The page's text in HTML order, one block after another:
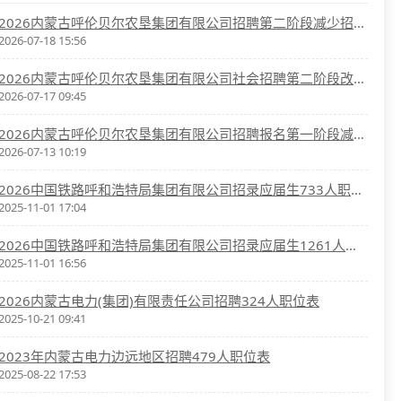
2026内蒙古呼伦贝尔农垦集团有限公司招聘第二阶段减少招聘岗位公告
07-18 15:56
2026内蒙古呼伦贝尔农垦集团有限公司社会招聘第二阶段改报岗位公告
07-17 09:45
2026内蒙古呼伦贝尔农垦集团有限公司招聘报名第一阶段减少招聘岗位公告
07-13 10:19
2026中国铁路呼和浩特局集团有限公司招录应届生733人职位表
11-01 17:04
2026中国铁路呼和浩特局集团有限公司招录应届生1261人职位表
11-01 16:56
内蒙古电力(集团)有限责任公司招聘324人职位表
10-21 09:41
年内蒙古电力边远地区招聘479人职位表
08-22 17:53